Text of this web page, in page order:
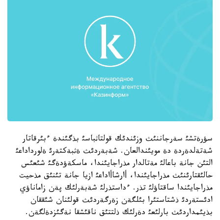
سؤرةتشئ سةرجاننئث وزئندئك قولتاثباسئ بذگئندة ءبئرقاتار
شةتةلدةردة دة مويئندالعان. شةبةردئث ةثبةكتةرئ ةلورداداعئ
التئن جانة باعالئ مةتالدار مذراجايئندا، ماسكةؤدةگئ شئعئس
حالئقتارئنئث مذراجايئندا، أارشاأاداعئ ازيا جانة تئنئق مذحيت
مذراجايئندا ساقتاؤلئ تذر. ءداستذرلئ شةبةرلئك پةن زاماناؤي
ادئستةردئ ذشتاستئرا بئلگةن زةرگةردئث قولئنان شئققان
بذيئمداردئث بارلئعئ دةرلئك ذلتتئق ناقئشقا نةگئزدةلگةن.